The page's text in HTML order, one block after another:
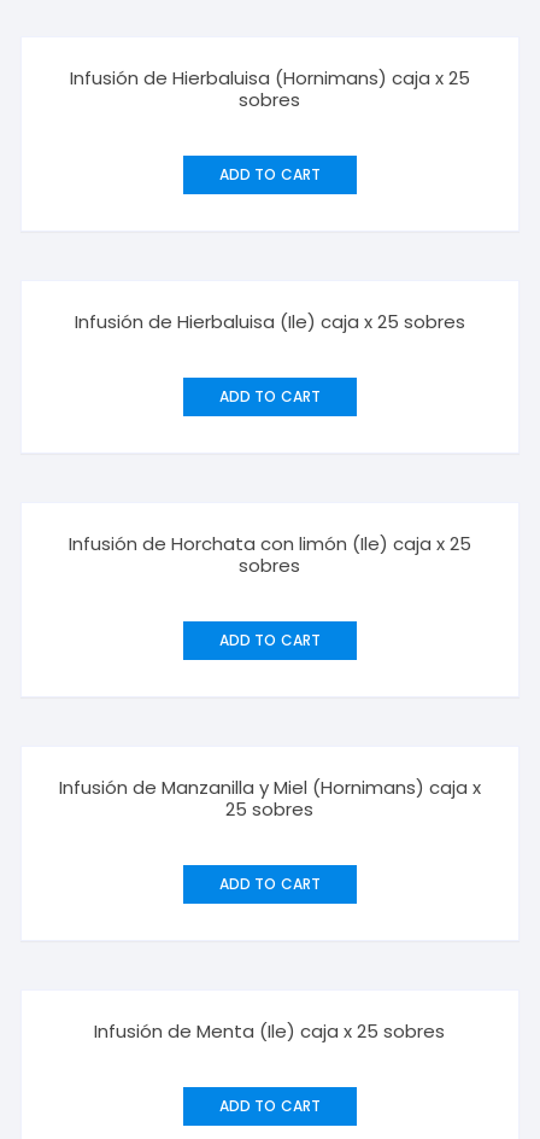
Infusión de Hierbaluisa (Hornimans) caja x 25
sobres
ADD TO CART
Infusión de Hierbaluisa (Ile) caja x 25 sobres
ADD TO CART
Infusión de Horchata con limón (Ile) caja x 25
sobres
ADD TO CART
Infusión de Manzanilla y Miel (Hornimans) caja x
25 sobres
ADD TO CART
Infusión de Menta (Ile) caja x 25 sobres
ADD TO CART